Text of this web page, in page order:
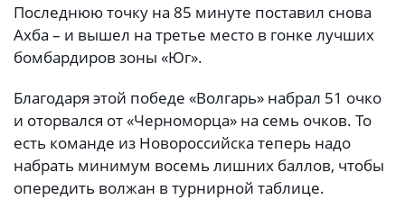
Последнюю точку на 85 минуте поставил снова
Ахба – и вышел на третье место в гонке лучших
бомбардиров зоны «Юг».
Благодаря этой победе «Волгарь» набрал 51 очко
и оторвался от «Черноморца» на семь очков. То
есть команде из Новороссийска теперь надо
набрать минимум восемь лишних баллов, чтобы
опередить волжан в турнирной таблице.